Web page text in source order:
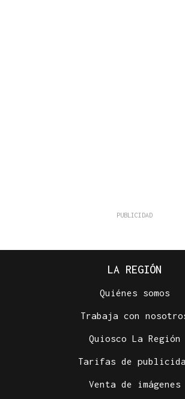
LA REGIÓN
Quiénes somos
Trabaja con
Quiosco La Región
Tarifas de
Venta de imágenes